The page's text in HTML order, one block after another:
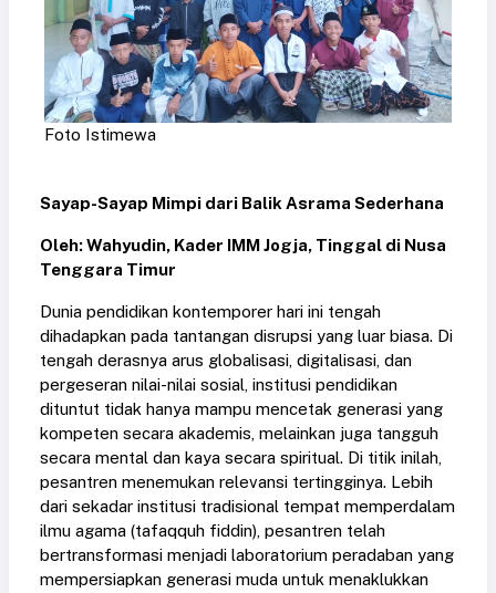
Foto Istimewa
Sayap-Sayap Mimpi dari Balik Asrama Sederhana
Oleh: Wahyudin, Kader IMM Jogja, Tinggal di Nusa
Tenggara Timur
Dunia pendidikan kontemporer hari ini tengah
dihadapkan pada tantangan disrupsi yang luar biasa. Di
tengah derasnya arus globalisasi, digitalisasi, dan
pergeseran nilai-nilai sosial, institusi pendidikan
dituntut tidak hanya mampu mencetak generasi yang
kompeten secara akademis, melainkan juga tangguh
secara mental dan kaya secara spiritual. Di titik inilah,
pesantren menemukan relevansi tertingginya. Lebih
dari sekadar institusi tradisional tempat memperdalam
ilmu agama (tafaqquh fiddin), pesantren telah
bertransformasi menjadi laboratorium peradaban yang
mempersiapkan generasi muda untuk menaklukkan